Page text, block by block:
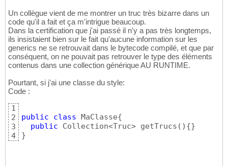
Un collègue vient de me montrer un truc très bizarre dans un
code qu'il a fait et ça m'intrigue beaucoup.
Dans la certification que j'ai passé il n'y a pas très longtemps,
ils insistaient bien sur le fait qu'aucune information sur les
generics ne se retrouvait dans le bytecode compilé, et que par
conséquent, on ne pouvait pas retrouver le type des éléments
contenus dans une collection générique AU RUNTIME.
Pourtant, si j'ai une classe du style:
Code :
1
2
3
4
public class MaClasse{
public Collection<Truc> getTrucs ( ) {}
}